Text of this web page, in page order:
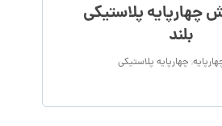
چهارپایه پلاستیکی
بلند
, چهارپایه پلاستیکی